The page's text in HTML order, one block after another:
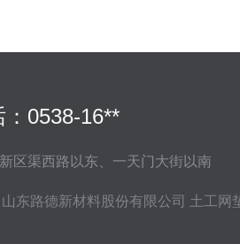
：0538-16**
区渠西路以东、一天门大街以南
山东路德新材料股份有限公司 土工网